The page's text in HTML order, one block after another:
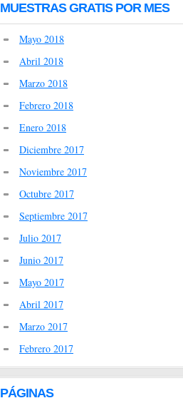
MUESTRAS GRATIS POR MES
Mayo 2018
Abril 2018
Marzo 2018
Febrero 2018
Enero 2018
Diciembre 2017
Noviembre 2017
Octubre 2017
Septiembre 2017
Julio 2017
Junio 2017
Mayo 2017
Abril 2017
Marzo 2017
Febrero 2017
PÁGINAS